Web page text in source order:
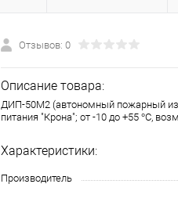
Отзывов: 0
Описание товара:
ДИП-50М2 (автономный пожарный
питания "Крона"; от -10 до +55 °С,
Характеристики:
Производитель